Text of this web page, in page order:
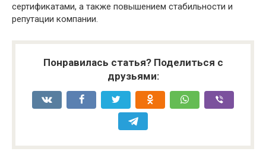
сертификатами, а также повышением стабильности и
репутации компании.
Понравилась статья? Поделиться с
друзьями: